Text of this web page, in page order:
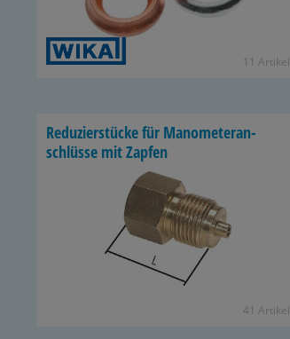
11 Ar­ti­kel
Re­du­zier­stü­cke für Ma­no­me­ter­an­
schlüs­se mit Zap­fen
41 Ar­ti­kel